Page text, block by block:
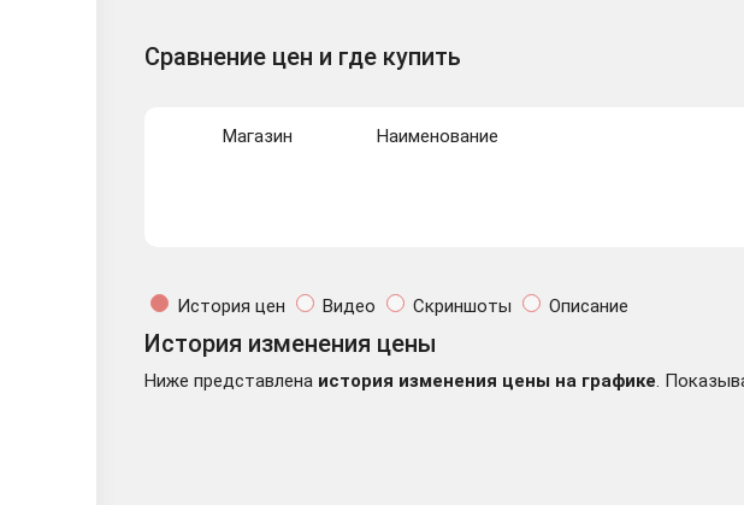
Сравнение цен и где купить
Магазин Наименование
История цен Видео Скриншоты Описание
История изменения цены
Ниже представлена история изменения цены на графике.